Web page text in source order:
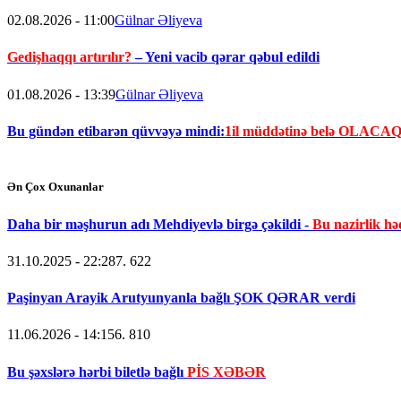
02.08.2026 - 11:00Gülnar Əliyeva
Gedişhaqqı artırılır? – Yeni vacib qərar qəbul edildi
01.08.2026 - 13:39Gülnar Əliyeva
Bu gündən etibarən qüvvəyə mindi:1il müddətinə belə OLACAQ
Ən Çox Oxunanlar
Daha bir məşhurun adı Mehdiyevlə birgə çəkildi - Bu nazirlik
31.10.2025 - 22:287. 622
Paşinyan Arayik Arutyunyanla bağlı ŞOK QƏRAR verdi
11.06.2026 - 14:156. 810
Bu şəxslərə hərbi biletlə bağlı PİS XƏBƏR